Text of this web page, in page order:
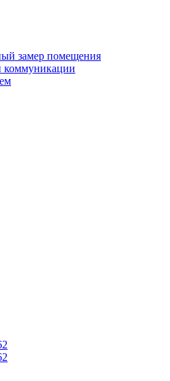
замер помещения
коммуникации